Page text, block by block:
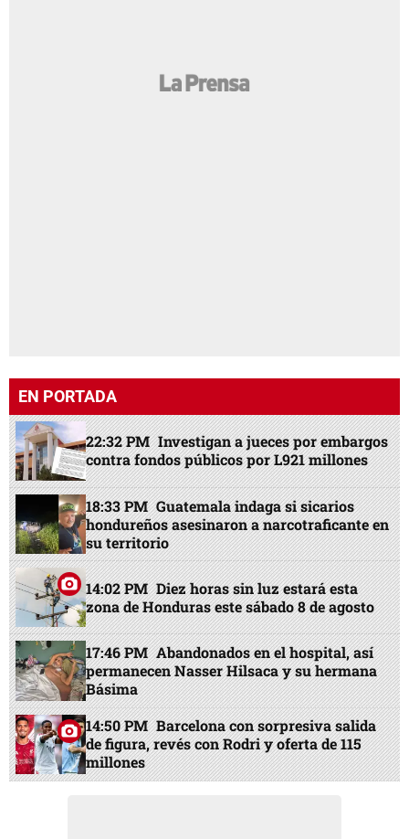
EN PORTADA
22:32 PM Investigan a jueces por embargos
contra fondos públicos por L921 millones
18:33 PM Guatemala indaga si sicarios
hondureños asesinaron a narcotraficante en
su territorio
14:02 PM Diez horas sin luz estará esta
zona de Honduras este sábado 8 de agosto
17:46 PM Abandonados en el hospital, así
permanecen Nasser Hilsaca y su hermana
Básima
14:50 PM Barcelona con sorpresiva salida
de figura, revés con Rodri y oferta de 115
millones